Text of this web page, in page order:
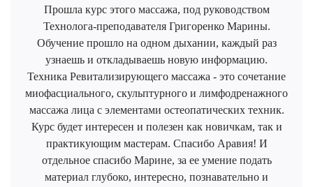
Прошла курс этого массажа, под руководством
Технолога-преподавателя Григоренко Марины.
Обучение прошло на одном дыхании, каждый раз
узнаешь и откладываешь новую информацию.
Техника Ревитализирующего массажа - это сочетание
миофасциального, скульптурного и лимфодренажного
массажа лица с элементами остеопатических техник.
Курс будет интересен и полезен как новичкам, так и
практикующим мастерам. Спасибо Аравия! И
отдельное спасибо Марине, за ее умение подать
материал глубоко, интересно, познавательно и